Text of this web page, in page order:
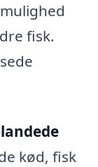
fisk.
kød, fisk